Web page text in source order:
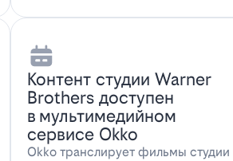
Контент студии Warner
Brothers доступен
в мультимедийном
сервисе Okko
Okko транслирует фильмы студии